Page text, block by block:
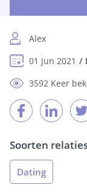
Alex
01 jun 2021
3592 Keer
Soorten
Dating